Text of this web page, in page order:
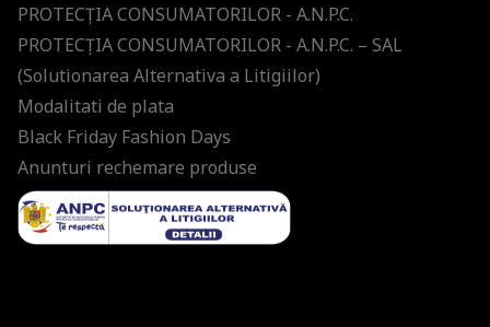
PROTECŢIA CONSUMATORILOR - A.N.P.C.
PROTECŢIA CONSUMATORILOR - A.N.P.C. – SAL
(Solutionarea Alternativa a Litigiilor)
Modalitati de plata
Black Friday Fashion Days
Anunturi rechemare produse